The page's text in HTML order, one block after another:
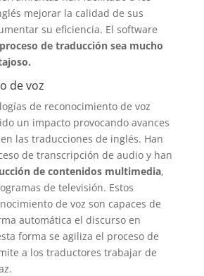
mejorar la calidad de sus
su eficiencia. El software
de traducción sea mucho
de voz
de reconocimiento de voz
un impacto provocando avances
las traducciones de inglés. Han
de transcripción de audio y han
de contenidos multimedia,
de televisión. Estos
de voz son capaces de
automática el discurso en
forma se agiliza el proceso de
a los traductores trabajar de